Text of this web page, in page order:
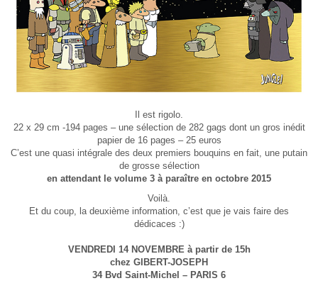
Il est rigolo.
22 x 29 cm -194 pages – une sélection de 282 gags dont un gros inédit
papier de 16 pages – 25 euros
C’est une quasi intégrale des deux premiers bouquins en fait, une putain
de grosse sélection
en attendant le volume 3 à paraître en octobre 2015
Voilà.
Et du coup, la deuxième information, c’est que je vais faire des
dédicaces :)
VENDREDI 14 NOVEMBRE à partir de 15h
chez GIBERT-JOSEPH
34 Bvd Saint-Michel – PARIS 6